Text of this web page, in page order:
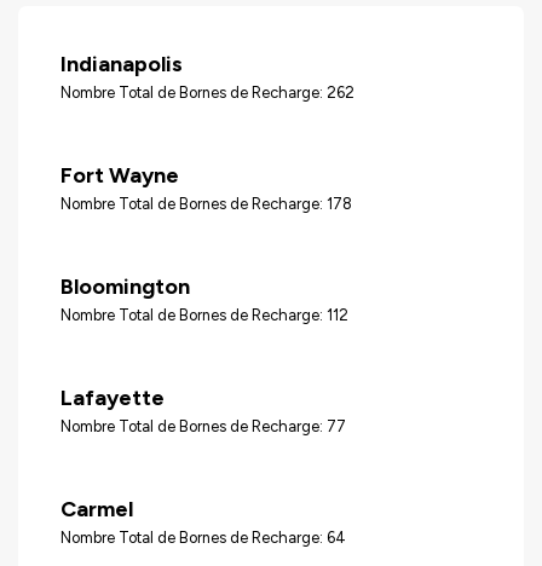
Indianapolis
Nombre Total de Bornes de Recharge: 262
Fort Wayne
Nombre Total de Bornes de Recharge: 178
Bloomington
Nombre Total de Bornes de Recharge: 112
Lafayette
Nombre Total de Bornes de Recharge: 77
Carmel
Nombre Total de Bornes de Recharge: 64